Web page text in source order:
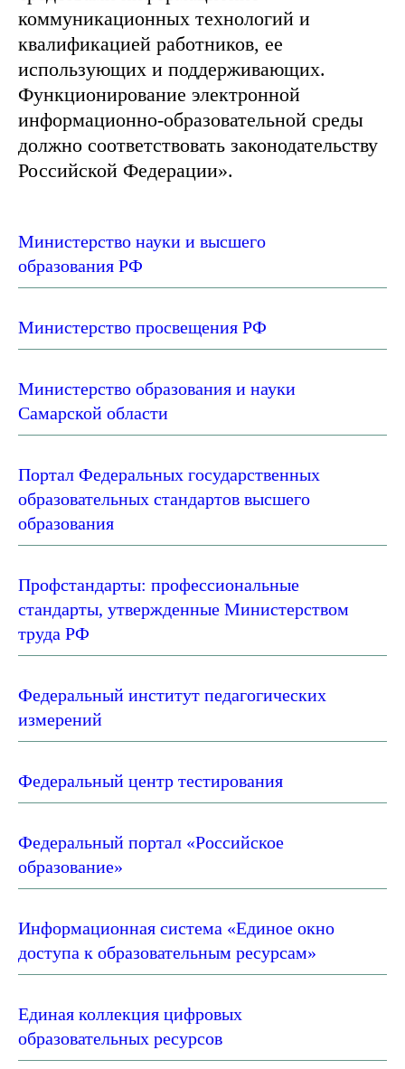
коммуникационных технологий и
квалификацией работников, ее
использующих и поддерживающих.
Функционирование электронной
информационно-образовательной среды
должно соответствовать законодательству
Российской Федерации».
Министерство науки и высшего
образования РФ
Министерство просвещения РФ
Министерство образования и науки
Самарской области
Портал Федеральных государственных
образовательных стандартов высшего
образования
Профстандарты: профессиональные
стандарты, утвержденные Министерством
труда РФ
Федеральный институт педагогических
измерений
Федеральный центр тестирования
Федеральный портал «Российское
образование»
Информационная система «Единое окно
доступа к образовательным ресурсам»
Единая коллекция цифровых
образовательных ресурсов